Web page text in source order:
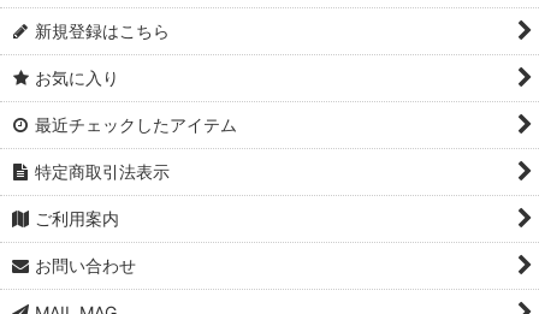
新規登録はこちら
お気に入り
最近チェックしたアイテム
特定商取引法表示
ご利用案内
お問い合わせ